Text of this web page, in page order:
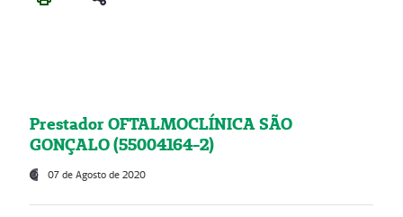
Prestador OFTALMOCLÍNICA SÃO
GONÇALO (55004164-2)
07 de Agosto de 2020